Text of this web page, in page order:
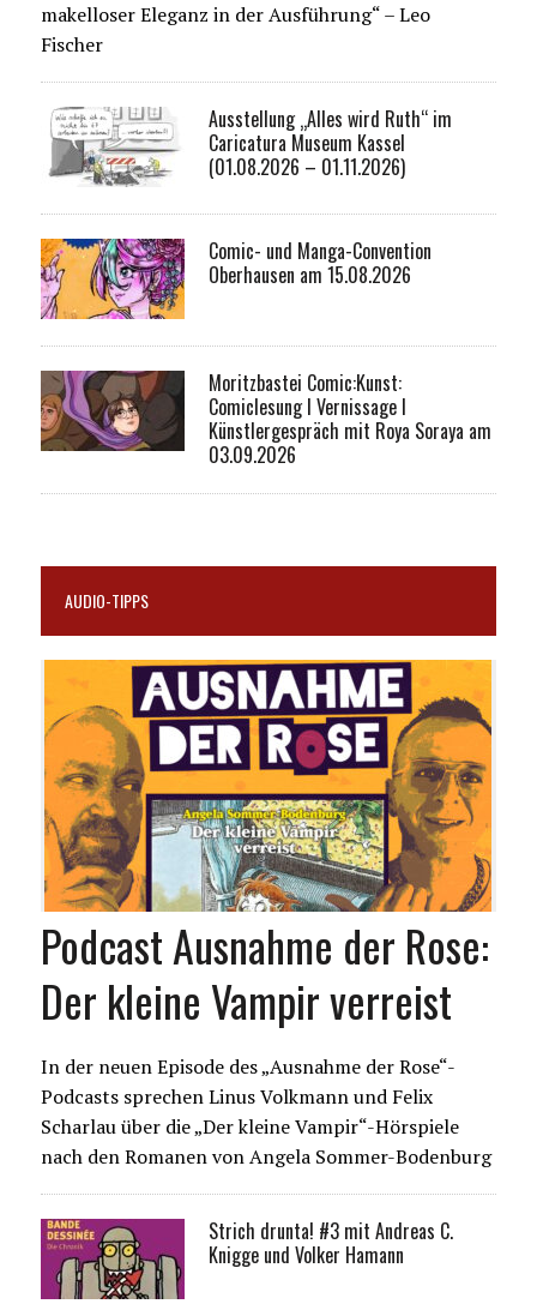
makelloser Eleganz in der Ausführung“ – Leo
Fischer
Ausstellung „Alles wird Ruth“ im
Caricatura Museum Kassel
(01.08.2026 – 01.11.2026)
Comic- und Manga-Convention
Oberhausen am 15.08.2026
Moritzbastei Comic:Kunst:
Comiclesung I Vernissage I
Künstlergespräch mit Roya Soraya am
03.09.2026
AUDIO-TIPPS
Podcast Ausnahme der Rose:
Der kleine Vampir verreist
In der neuen Episode des „Ausnahme der Rose“-
Podcasts sprechen Linus Volkmann und Felix
Scharlau über die „Der kleine Vampir“-Hörspiele
nach den Romanen von Angela Sommer-Bodenburg
Strich drunta! #3 mit Andreas C.
Knigge und Volker Hamann